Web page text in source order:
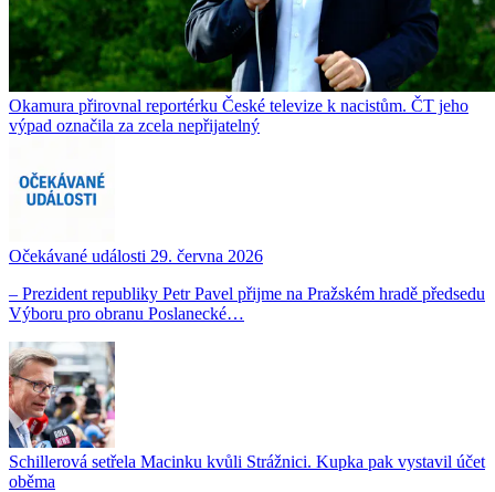
Okamura přirovnal reportérku České televize k nacistům. ČT jeho
výpad označila za zcela nepřijatelný
Očekávané události 29. června 2026
– Prezident republiky Petr Pavel přijme na Pražském hradě předsedu
Výboru pro obranu Poslanecké…
Schillerová setřela Macinku kvůli Strážnici. Kupka pak vystavil účet
oběma